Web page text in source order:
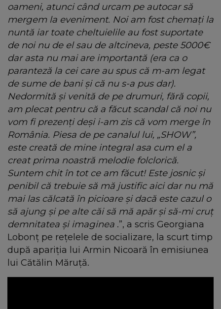
oameni, atunci când urcam pe autocar să
mergem la eveniment. Noi am fost chemaţi la
nuntă iar toate cheltuielile au fost suportate
de noi nu de el sau de altcineva, peste 5000€
dar asta nu mai are importantă (era ca o
paranteză la cei care au spus că m-am legat
de sume de bani și că nu s-a pus dar).
Nedormită şi venită de pe drumuri, fără copii,
am plecat pentru că a făcut scandal că noi nu
vom fi prezenți deşi i-am zis că vom merge în
România. Piesa de pe canalul lui, „SHOW”,
este creată de mine integral asa cum el a
creat prima noastră melodie folclorică.
Suntem chit în tot ce am făcut! Este josnic și
penibil că trebuie să mă justific aici dar nu mă
mai las călcată în picioare și dacă este cazul o
să ajung și pe alte căi să mă apăr şi să-mi cruț
demnitatea și imaginea .”, a scris Georgiana
Lobonț pe rețelele de socializare, la scurt timp
după apariția lui Armin Nicoară în emisiunea
lui Cătălin Măruță.